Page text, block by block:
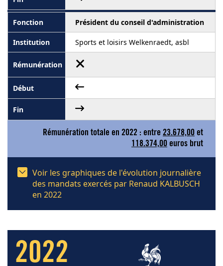
Président du conseil d'administration
Sports et loisirs Welkenraedt, asbl
Rémunération totale en 2022 : entre 23.678,00 et
118.374,00 euros brut
Voir les graphiques de l'évolution journalière
des mandats exercés par Renaud KALBUSCH
en 2022
2022